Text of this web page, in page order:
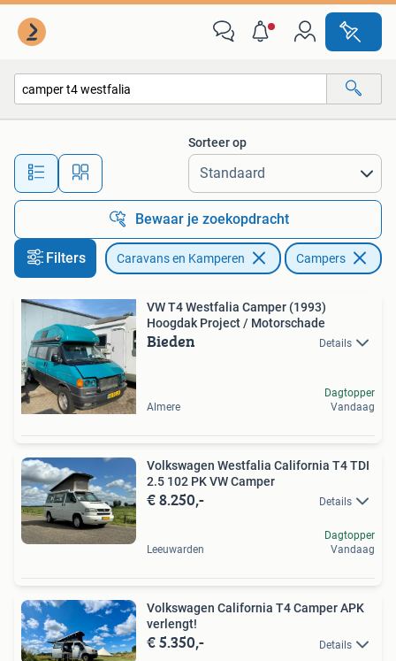
Alle afstanden…
Sorteer op
Bewaar je zoekopdracht
Filters Caravans en Kamperen Campers
VW T4 Westfalia Camper (1993)
Hoogdak Project / Motorschade
Bieden Details
Almere
Dagtopper
Vandaag
Volkswagen Westfalia California T4 TDI
2.5 102 PK VW Camper
€ 8.250,- Details
Leeuwarden
Dagtopper
Vandaag
Volkswagen California T4 Camper APK
verlengt!
€ 5.350,- Details